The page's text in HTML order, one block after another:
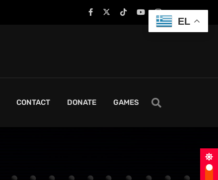
CONTACT DONATE GAMES
EL